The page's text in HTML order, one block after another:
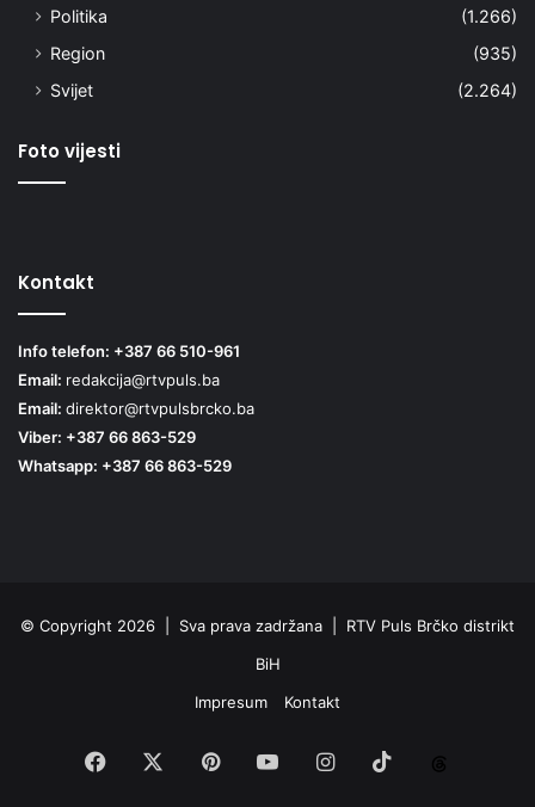
Politika
(1.266)
Region
(935)
Svijet
(2.264)
Foto vijesti
Kontakt
Info telefon: +387 66 510-961
Email: redakcija@rtvpuls.ba
Email: direktor@rtvpulsbrcko.ba
Viber: +387 66 863-529
Whatsapp: +387 66 863-529
© Copyright 2026 | Sva prava zadržana | RTV Puls Brčko distrikt
BiH
Impresum
Kontakt
Facebook PinterestYouTubeInstagram
TikTok